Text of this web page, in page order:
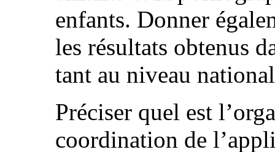
enfants. Donner
les résultats obtenus
tant au niveau
Préciser quel est
coordination de